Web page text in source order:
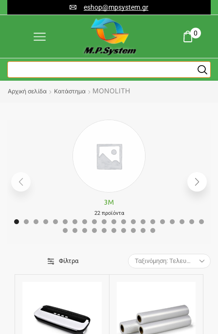
eshop@mpsystem.gr
0
Αρχική σελίδα Κατάστημα MONOLITH
3M
22 προϊόντα
Φίλτρα